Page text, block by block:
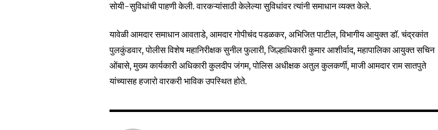
सोयी-सुविधांची पाहणी केली. वारकऱ्यांसाठी केलेल्या सुविधांवर त्यांनी समाधान व्यक्त केले.
यावेळी आमदार समाधान आवताडे, आमदार गोपीचंद पडळकर, अभिजित पाटील, विभागीय आयुक्त डॉ. चंद्रकांत
पुलकुंडवार, पोलीस विशेष महानिरीक्षक सुनील फुलारी, जिल्हाधिकारी कुमार आशीर्वाद, महापालिका आयुक्त सचिन
ओंबासे, मुख्य कार्यकारी अधिकारी कुलदीप जंगम, पोलिस अधीक्षक अतुल कुलकर्णी, माजी आमदार राम सातपुते
यांच्यासह हजारो वारकरी भाविक उपस्थित होते.